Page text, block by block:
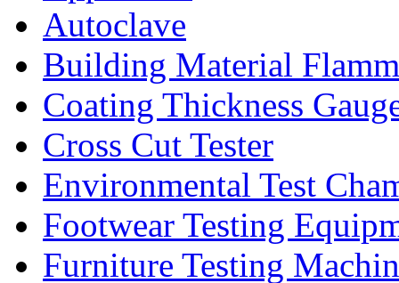
Autoclave
Building Material
Coating Thickness
Cross Cut Tester
Environmental Test
Footwear Testing
Furniture Testing